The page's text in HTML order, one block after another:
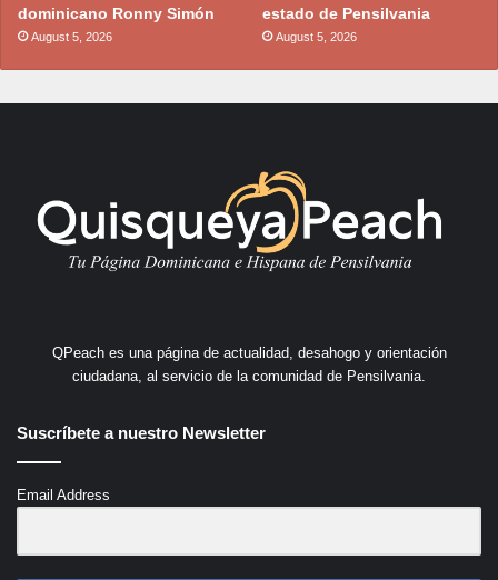
dominicano Ronny Simón
August 5, 2026
estado de Pensilvania
August 5, 2026
QPeach es una página de actualidad, desahogo y orientación
ciudadana, al servicio de la comunidad de Pensilvania.
Suscríbete a nuestro Newsletter
Email Address